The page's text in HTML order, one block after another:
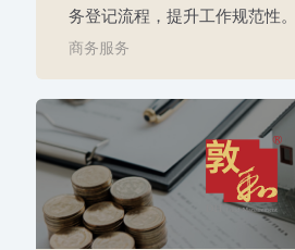
务登记流程，提升工作规范性。
商务服务